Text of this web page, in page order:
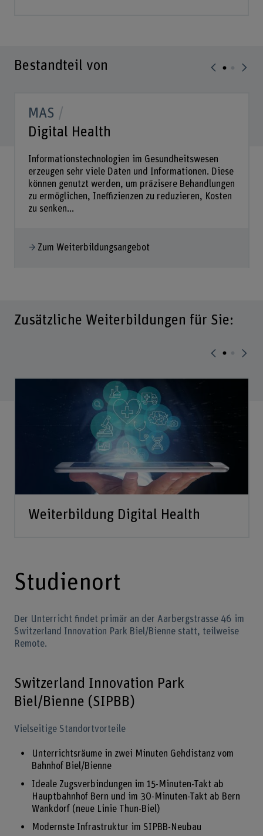
Bestandteil von
MAS
Digital Health
Informationstechnologien im Gesundheitswesen
erzeugen sehr viele Daten und Informationen. Diese
können genutzt werden, um präzisere Behandlungen
zu ermöglichen, Ineffizienzen zu reduzieren, Kosten
zu senken...
Zum Weiterbildungsangebot
Zusätzliche Weiterbildungen für Sie:
Weiterbildung Digital Health
Studienort
Der Unterricht findet primär an der Aarbergstrasse 46 im
Switzerland Innovation Park Biel/Bienne statt, teilweise
Remote.
Switzerland Innovation Park
Biel/Bienne (SIPBB)
Vielseitige Standortvorteile
Unterrichtsräume in zwei Minuten Gehdistanz vom
Bahnhof Biel/Bienne
Ideale Zugsverbindungen im 15-Minuten-Takt ab
Hauptbahnhof Bern und im 30-Minuten-Takt ab Bern
Wankdorf (neue Linie Thun-Biel)
Modernste Infrastruktur im SIPBB-Neubau